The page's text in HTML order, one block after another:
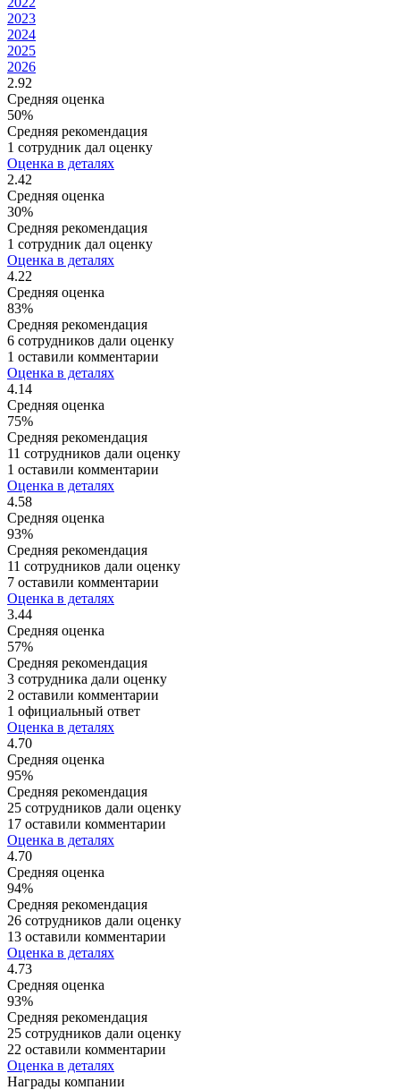
2023
2024
2025
2026
2.92
Средняя оценка
50%
Средняя рекомендация
1 сотрудник дал оценку
Оценка в деталях
2.42
Средняя оценка
30%
Средняя рекомендация
1 сотрудник дал оценку
Оценка в деталях
4.22
Средняя оценка
83%
Средняя рекомендация
6 сотрудников дали оценку
1 оставили комментарии
Оценка в деталях
4.14
Средняя оценка
75%
Средняя рекомендация
11 сотрудников дали оценку
1 оставили комментарии
Оценка в деталях
4.58
Средняя оценка
93%
Средняя рекомендация
11 сотрудников дали оценку
7 оставили комментарии
Оценка в деталях
3.44
Средняя оценка
57%
Средняя рекомендация
3 сотрудника дали оценку
2 оставили комментарии
1 официальный ответ
Оценка в деталях
4.70
Средняя оценка
95%
Средняя рекомендация
25 сотрудников дали оценку
17 оставили комментарии
Оценка в деталях
4.70
Средняя оценка
94%
Средняя рекомендация
26 сотрудников дали оценку
13 оставили комментарии
Оценка в деталях
4.73
Средняя оценка
93%
Средняя рекомендация
25 сотрудников дали оценку
22 оставили комментарии
Оценка в деталях
Награды компании